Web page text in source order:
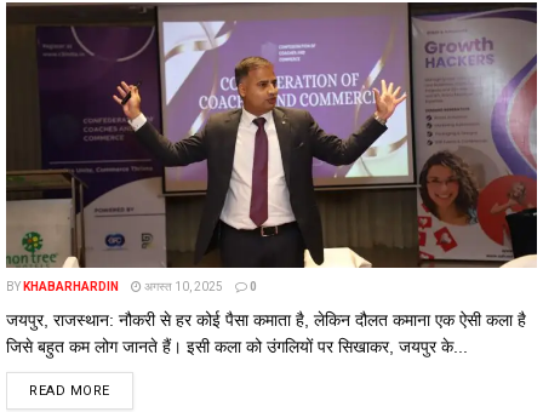
BY KHABARHARDIN अगस्त 10, 2025 0
जयपुर, राजस्थान: नौकरी से हर कोई पैसा कमाता है, लेकिन दौलत कमाना एक ऐसी कला है
जिसे बहुत कम लोग जानते हैं। इसी कला को उंगलियों पर सिखाकर, जयपुर के...
READ MOREDETAILS